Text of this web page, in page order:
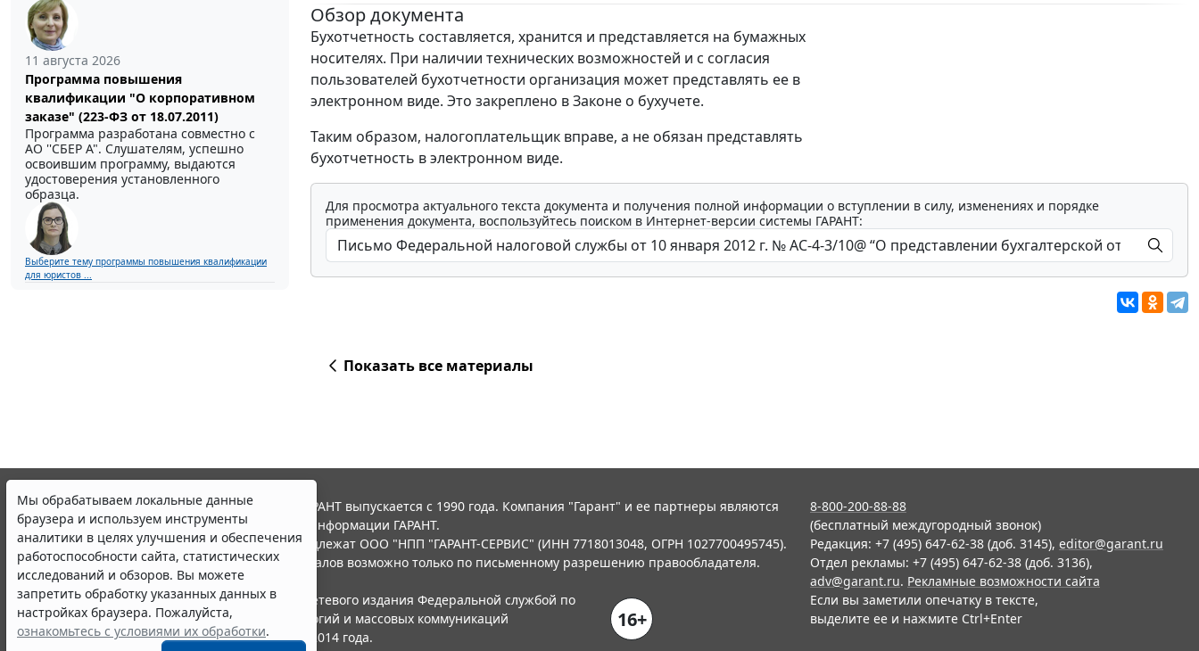
11 августа 2026
Программа повышения
квалификации "О корпоративном
заказе" (223-ФЗ от 18.07.2011)
Программа разработана совместно с
АО ''СБЕР А". Слушателям, успешно
освоившим программу, выдаются
удостоверения установленного
образца.
Выберите тему программы повышения квалификации
для юристов ...
Обзор документа
Бухотчетность составляется, хранится и представляется на бумажных
носителях. При наличии технических возможностей и с согласия
пользователей бухотчетности организация может представлять ее в
электронном виде. Это закреплено в Законе о бухучете.
Таким образом, налогоплательщик вправе, а не обязан представлять
бухотчетность в электронном виде.
Для просмотра актуального текста документа и получения полной информации о вступлении в силу, изменениях и порядке
применения документа, воспользуйтесь поиском в Интернет-версии системы ГАРАНТ:
Показать все материалы
Мы обрабатываем локальные данные
браузера и используем инструменты
аналитики в целях улучшения и обеспечения
работоспособности сайта, статистических
исследований и обзоров. Вы можете
запретить обработку указанных данных в
настройках браузера. Пожалуйста,
ознакомьтесь с условиями их обработки.
© ООО "НПП "ГАРАНТ-СЕРВИС", 2026. Система ГАРАНТ выпускается с 1990 года. Компания "Гарант" и ее партнеры являются
участниками Российской ассоциации правовой информации ГАРАНТ.
Все права на материалы сайта ГАРАНТ.РУ принадлежат ООО "НПП "ГАРАНТ-СЕРВИС" (ИНН 7718013048, ОГРН 1027700495745).
Полное или частичное воспроизведение материалов возможно только по письменному разрешению правообладателя.
Правила использования портала.
Портал ГАРАНТ.РУ зарегистрирован в качестве сетевого издания Федеральной службой по
надзору в сфере связи,информационных технологий и массовых коммуникаций
(Роскомнадзором), Эл № ФС77-58365 от 18 июня 2014 года.
16+
8-800-200-88-88
(бесплатный междугородный звонок)
Редакция: +7 (495) 647-62-38 (доб. 3145), editor@garant.ru
Отдел рекламы: +7 (495) 647-62-38 (доб. 3136),
adv@garant.ru. Рекламные возможности сайта
Если вы заметили опечатку в тексте,
выделите ее и нажмите Ctrl+Enter